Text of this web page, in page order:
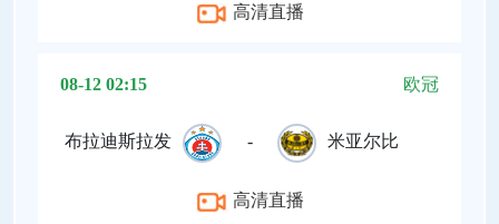
高清直播
08-12 02:15 欧冠
布拉迪斯拉发 - 米亚尔比
高清直播